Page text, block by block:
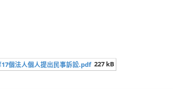
個法人個人提出民事訴訟.pdf 227 kB